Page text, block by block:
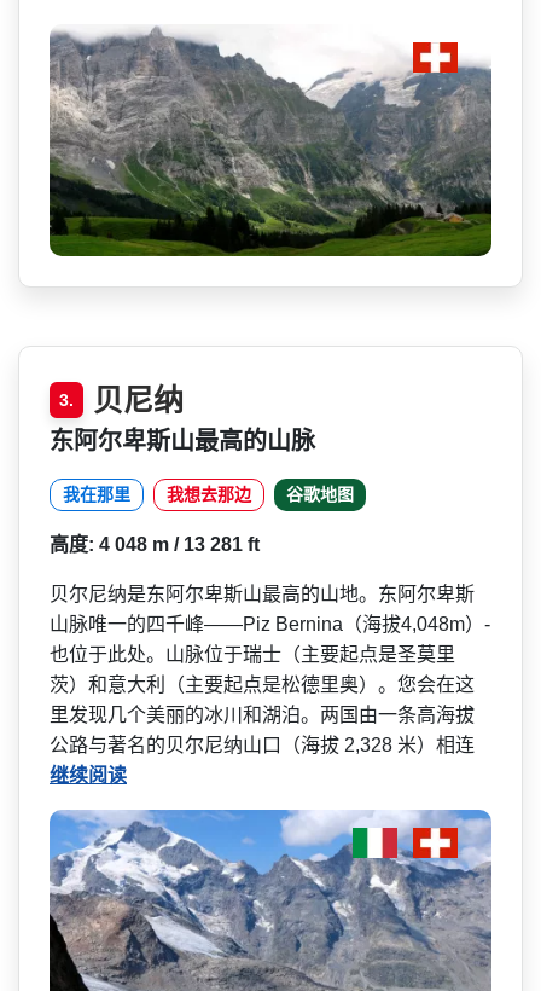
3. 贝尼纳
东阿尔卑斯山最高的山脉
我在那里 我想去那边 谷歌地图
高度: 4 048 m / 13 281 ft
贝尔尼纳是东阿尔卑斯山最高­的山地。东阿尔卑斯
山脉唯一的四千峰——Piz Bernina（海拔4,048m）­
也位于此处。山脉位于瑞士（主要起点是圣莫里
茨）和­意大利（主要起点是松德里奥）。您会在这
里发现几个­美丽的冰川和湖泊。两国由一条高海拔
公路与著名的贝­尔尼纳山口（海拔 2,328 米）相连
继续阅读